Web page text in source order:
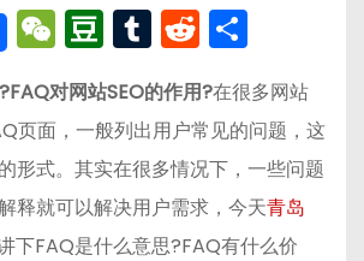
W
e
C
h
a
t
D
o
u
b
a
n
T
u
m
bl
r
R
e
d
di
t
对网站SEO的作用?在很多网站
页面，一般列出用户常见的问题，这
形式。其实在很多情况下，一些问题
释就可以解决用户需求，今天青岛
下FAQ是什么意思?FAQ有什么价